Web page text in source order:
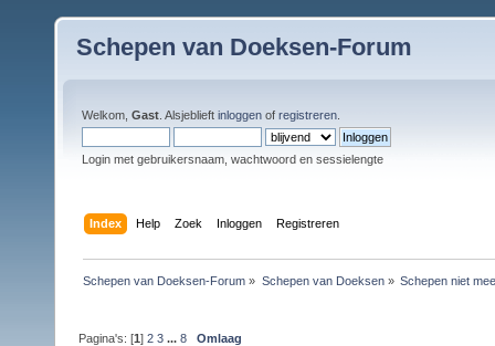
Schepen van Doeksen-Forum
Welkom, Gast . Alsjeblieft inloggen of registreren
Login met gebruikersnaam, wachtwoord en sessielengte
Index Help Zoek Inloggen Registreren
Schepen van Doeksen-Forum » Schepen van Doeksen» Schepen niet
Pagina's: [1]2 3 ...8 Omlaag